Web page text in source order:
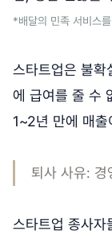
*배달의 민족 서비스
스타트업은 불
에 급여를 줄 수
1~2년 만에 매
퇴사 사유: 경
스타트업 종사자